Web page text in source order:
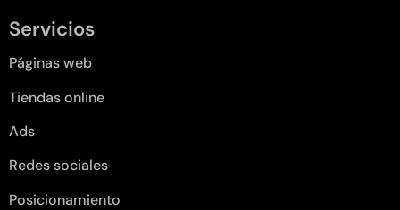
Servicios
Páginas web
Tiendas online
Ads
Redes sociales
Posicionamiento